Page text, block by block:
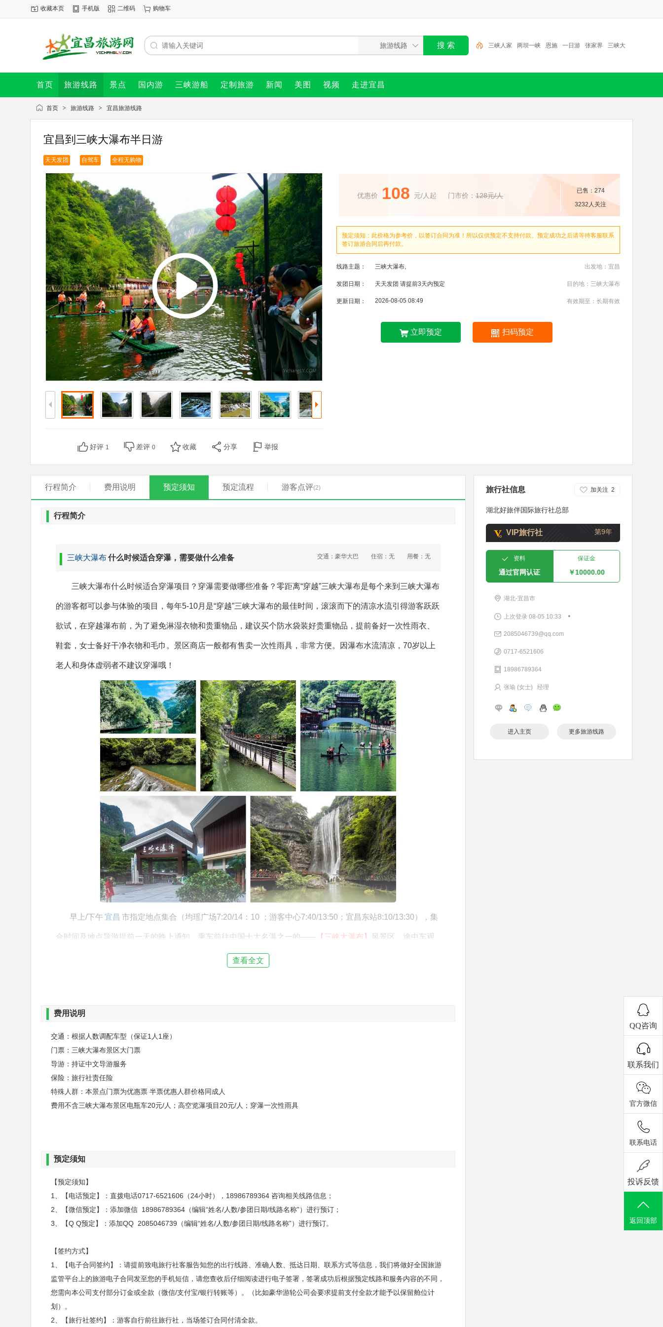
收藏本页 手机版 二维码 购物车
两坝一峡 恩施 一日游 张家界 三峡大坝 北京
首页 旅游线路 景点 国内游 三峡游船 定制旅游 新闻 美图 视频 走进宜昌
首页 > 旅游线路 > 宜昌旅游线路
宜昌到三峡大瀑布半日游
天天发团 自驾车 全程无购物
好评 1 差评 0 收藏 分享 举报
优惠价 108 元/人起 门市价： 128元/人
已售：274
3232人关注
预定须知：此价格为参考价，以签订合同为准！所以仅供预定不支持付款。预定成功之后请等待客服联系
签订旅游合同后再付款。
线路主题： 三峡大瀑布, 出发地：宜昌
发团日期： 天天发团 请提前3天内预定 目的地：三峡大瀑布
更新日期： 2026-08-05 08:49 有效期至：长期有效
立即预定 扫码预定
行程简介 费用说明 预定须知 预定流程 游客点评(2)
行程简介
三峡大瀑布什么时候适合穿瀑，需要做什么准备 用餐：无
住宿：无
交通：豪华大巴
三峡大瀑布什么时候适合穿瀑项目？穿瀑需要做哪些准备？零距离“穿越”三峡大瀑布是每个来到三峡大瀑布
的游客都可以参与体验的项目，每年5-10月是“穿越”三峡大瀑布的最佳时间，滚滚而下的清凉水流引得游客跃跃
欲试，在穿越瀑布前，为了避免淋湿衣物和贵重物品，建议买个防水袋装好贵重物品，提前备好一次性雨衣、
鞋套，女士备好干净衣物和毛巾。景区商店一般都有售卖一次性雨具，非常方便。因瀑布水流清凉，70岁以上
老人和身体虚弱者不建议穿瀑哦！
早上/下午 宜昌 市指定地点集合（均瑶广场7:20/14：10 ；游客中心7:40/13:50；宜昌东站8:10/13:30），集
合时间及地点导游提前一天的晚上通知。乘车前往中国十大名瀑之一的—— 【三峡大瀑布】 风景区，途中车观
著名晓峰大峡谷风光和巴人悬棺。三峡大瀑布景区内环湖长廊、巴人水碾和亚洲第一铁索让人流连忘返；星罗
盛；高102米、宽80米的主瀑，比
迈、美不胜收；零距离“穿越”三峡大瀑布，“湿身”快意让男人欢笑，让女人尖叫！著名画家范曾先生为景区辉笔
题下：“天赐清凉”。游览结束后乘车返回宜昌市区，结束愉快行程！
温馨提示：三峡大瀑布景区电瓶车20元/人，高空揽瀑项目20元/人，穿瀑一次性雨具5-10元/人，自愿选择消
查看全文
费用说明
交通：根据人数调配车型（保证1人1座）
门票：三峡大瀑布景区大门票
导游：持证中文导游服务
保险：旅行社责任险
特殊人群：本景点门票为优惠票 半票优惠人群价格同成人
费用不含三峡大瀑布景区电瓶车20元/人；高空览瀑项目20元/人；穿瀑一次性雨具
预定须知
【预定须知】
1、【电话预定】：直拨电话0717-6521606（24小时），18986789364 咨询相关线路信息；
2、【微信预定】：添加微信 18986789364（编辑“姓名/人数/参团日期/线路名称”）进行预订；
3、【Q Q预定】：添加QQ 2085046739（编辑“姓名/人数/参团日期/线路名称”）进行预订。
【签约方式】
1、【电子合同签约】：请提前致电旅行社客服告知您的出行线路、准确人数、抵达日期、联系方式等信息，我们将做好全国旅游
监管平台上的旅游电子合同发至您的手机短信，请您查收后仔细阅读进行电子签署，签署成功后根据预定线路和服务内容的不同，
您需向本公司支付部分订金或全款（微信/支付宝/银行转账等）。（比如豪华游轮公司会要求提前支付全款才能予以保留舱位计
划）。
2、【旅行社签约】：游客自行前往旅行社，当场签订合同付清全款。
旅行社信息 加关注 2
湖北好旅伴国际旅行社总部
VIP旅行社 第9年
资料
通过官网认证
保证金
￥10000.00
湖北-宜昌市
上次登录 08-05 10:33 •
2085046739@qq.com
0717-6521606
18986789364
张瑜 (女士) 经理
进入主页 更多旅游线路
QQ咨询
联系我们
官方微信
联系电话
投诉反馈
返回顶部